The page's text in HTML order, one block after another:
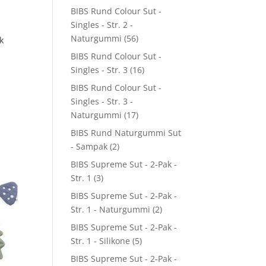
BIBS Rund Colour Sut -
Singles - Str. 2 -
Naturgummi (56)
BIBS Rund Colour Sut -
Singles - Str. 3 (16)
BIBS Rund Colour Sut -
Singles - Str. 3 -
Naturgummi (17)
BIBS Rund Naturgummi Sut
- Sampak (2)
BIBS Supreme Sut - 2-Pak -
Str. 1 (3)
BIBS Supreme Sut - 2-Pak -
Str. 1 - Naturgummi (2)
BIBS Supreme Sut - 2-Pak -
Str. 1 - Silikone (5)
BIBS Supreme Sut - 2-Pak -